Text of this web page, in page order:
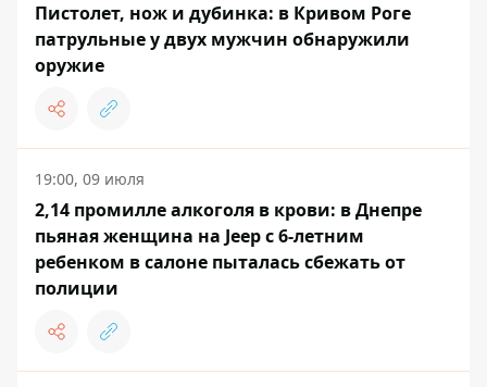
Пистолет, нож и дубинка: в Кривом Роге
патрульные у двух мужчин обнаружили
оружие
19:00, 09 июля
2,14 промилле алкоголя в крови: в Днепре
пьяная женщина на Jeep с 6-летним
ребенком в салоне пыталась сбежать от
полиции